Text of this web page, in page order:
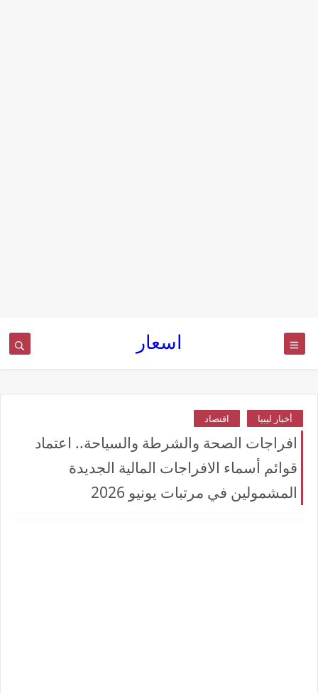
اسعار
أخبار ليبيا اقتصاد
افراجات الصحة والشرطة والسياحة.. اعتماد
قوائم أسماء الافراجات المالية الجديدة
المشمولين في مرتبات يونيو 2026